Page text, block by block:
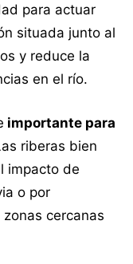
para actuar
situada junto al
y reduce la
en el río.
importante para
riberas bien
impacto de
o por
cercanas